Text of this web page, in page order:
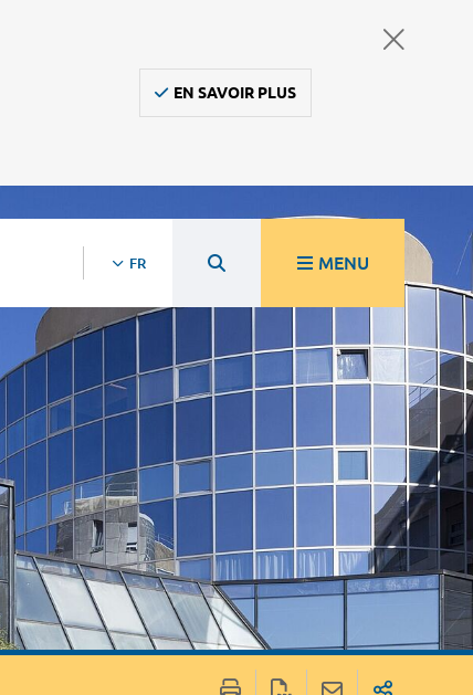
EN SAVOIR PLUS
FR MENU